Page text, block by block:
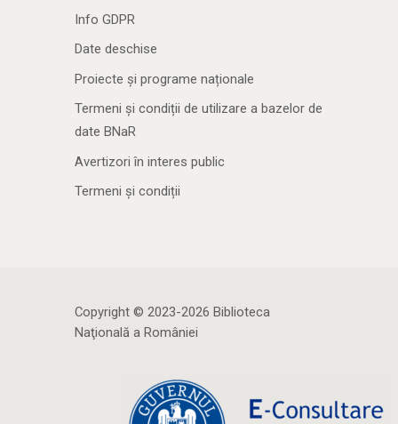
Info GDPR
Date deschise
Proiecte și programe naționale
Termeni și condiții de utilizare a bazelor de
date BNaR
Avertizori în interes public
Termeni și condiții
Copyright © 2023-2026 Biblioteca
Naţională a României